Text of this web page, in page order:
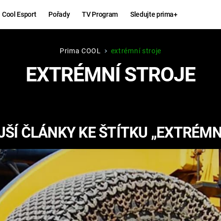
Cool Esport Pořady TV Program Sledujte prima+
Hry
KINGDOM
COME:
ESPORT
Zábava
CHUCK
NORRIS
Prima COOL extrémní stroje
EXTRÉMNÍ STROJE
ČLÁNKY KE ŠTÍTKU